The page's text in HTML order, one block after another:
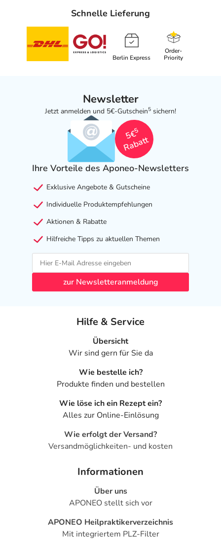
Schnelle Lieferung
Berlin Express
Order-
Priority
Newsletter
Jetzt anmelden und 5€-Gutschein5 sichern!
5€
5
Rabatt
Ihre Vorteile des Aponeo-Newsletters
Exklusive Angebote & Gutscheine
Individuelle Produktempfehlungen
Aktionen & Rabatte
Hilfreiche Tipps zu aktuellen Themen
zur Newsletteranmeldung
Hilfe & Service
Übersicht
Wir sind gern für Sie da
Wie bestelle ich?
Produkte finden und bestellen
Wie löse ich ein Rezept ein?
Alles zur Online-Einlösung
Wie erfolgt der Versand?
Versandmöglichkeiten- und kosten
Informationen
Über uns
APONEO stellt sich vor
APONEO Heilpraktikerverzeichnis
Mit integriertem PLZ-Filter